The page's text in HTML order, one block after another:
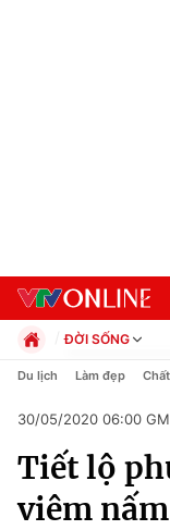
Chuyên mục
Chính trị
ĐỜI SỐNG
Chính trị
Pháp luật
Kinh tế
Thể thao
Truyền hình
Du lịch Làm đẹp
30/05/2020 06:00
Tiết lộ
viêm